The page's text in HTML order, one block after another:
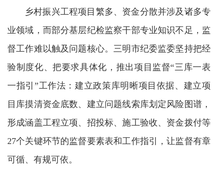
乡村振兴工程项目繁多、资金分散并涉及诸多专
业领域，而部分基层纪检监察干部专业知识不足，监
督工作难以触及问题核心。三明市纪委监委坚持把经
验制度化、把要求具体化，推出项目监督“三库一表
一指引”工作法：建立政策库明晰项目依据、建立项
目库摸清资金底数、建立问题线索库划定风险图谱，
形成涵盖工程立项、招投标、施工验收、资金拨付等
27个关键环节的监督要素表和工作指引，让监督有章
可循、有规可依。